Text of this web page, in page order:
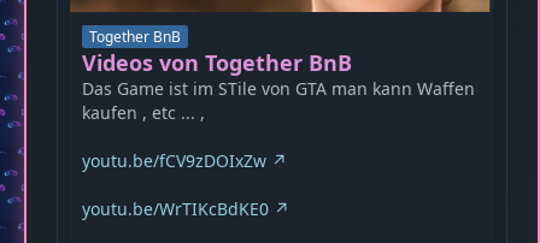
Together BnB
Videos von Together BnB
Das Game ist im STile von GTA man kann Waffen
kaufen , etc ... ,
youtu.be/fCV9zDOIxZw
youtu.be/WrTIKcBdKE0